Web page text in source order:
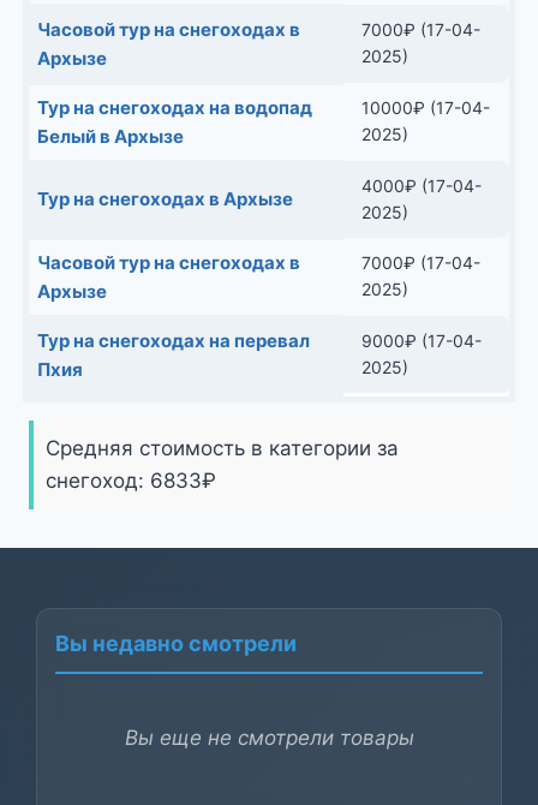
Часовой тур на снегоходах в
Архызе
7000₽ (17-04-
2025)
Тур на снегоходах на водопад
Белый в Архызе
10000₽ (17-04-
2025)
Тур на снегоходах в Архызе
4000₽ (17-04-
2025)
Часовой тур на снегоходах в
Архызе
7000₽ (17-04-
2025)
Тур на снегоходах на перевал
Пхия
9000₽ (17-04-
2025)
Средняя стоимость в категории за
снегоход: 6833₽
Вы недавно смотрели
Вы еще не смотрели товары